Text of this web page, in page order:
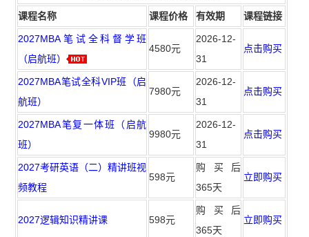
课程名称 课程价格 有效期 课程链接
2027MBA笔试全科督学班
（启航班）
4580元
2026-12-
31
点击购买
2027MBA笔试全科VIP班（启
航班）
7980元
2026-12-
31
点击购买
2027MBA笔复一体班（启航
班）
9980元
2026-12-
31
点击购买
2027考研英语（二）精讲班视
频教程
598元
购买后
365天
立即购买
2027逻辑知识精讲课 598元
购买后
365天
立即购买